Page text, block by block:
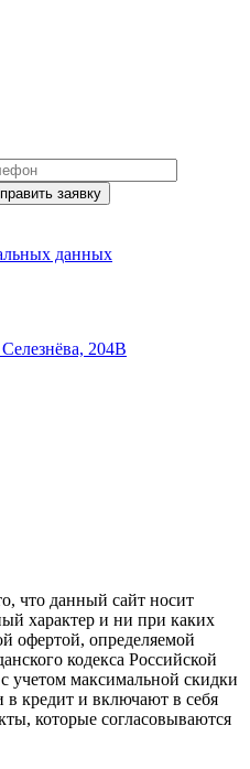
заявку
данных
204В
что данный сайт носит
характер и ни при каких
офертой, определяемой
кодекса Российской
учетом максимальной скидки
кредит и включают в себя
которые согласовываются